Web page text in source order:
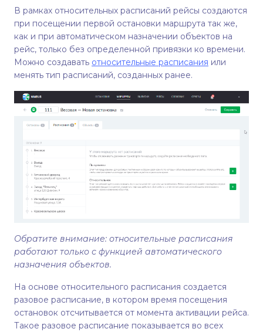
В рамках относительных расписаний рейсы создаются
при посещении первой остановки маршрута так же,
как и при автоматическом назначении объектов на
рейс, только без определенной привязки ко времени.
Можно создавать относительные расписания или
менять тип расписаний, созданных ранее.
Обратите внимание: относительные расписания
работают только с функцией автоматического
назначения объектов.
На основе относительного расписания создается
разовое расписание, в котором время посещения
остановок отсчитывается от момента активации рейса.
Такое разовое расписание показывается во всех